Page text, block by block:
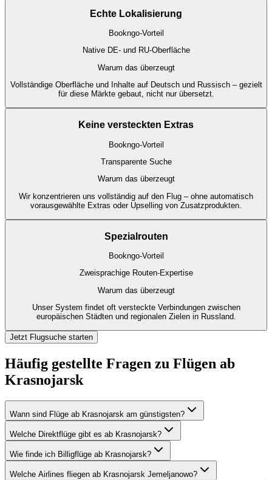
Echte Lokalisierung
Bookngo-Vorteil
Native DE- und RU-Oberfläche
Warum das überzeugt
Vollständige Oberfläche und Inhalte auf Deutsch und Russisch – gezielt
für diese Märkte gebaut, nicht nur übersetzt.
Keine versteckten Extras
Bookngo-Vorteil
Transparente Suche
Warum das überzeugt
Wir konzentrieren uns vollständig auf den Flug – ohne automatisch
vorausgewählte Extras oder Upselling von Zusatzprodukten.
Spezialrouten
Bookngo-Vorteil
Zweisprachige Routen-Expertise
Warum das überzeugt
Unser System findet oft versteckte Verbindungen zwischen
europäischen Städten und regionalen Zielen in Russland.
Jetzt Flugsuche starten
Häufig gestellte Fragen zu Flügen ab
Krasnojarsk
Wann sind Flüge ab Krasnojarsk am günstigsten?
Welche Direktflüge gibt es ab Krasnojarsk?
Wie finde ich Billigflüge ab Krasnojarsk?
Welche Airlines fliegen ab Krasnojarsk Jemeljanowo?